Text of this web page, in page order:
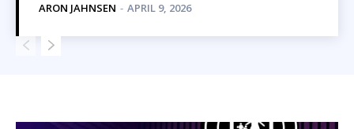
ARON JAHNSEN - APRIL 9, 2026